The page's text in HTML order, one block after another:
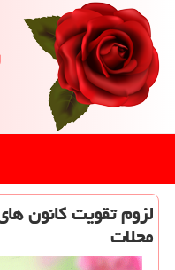
لزوم تقویت كانون
محلات